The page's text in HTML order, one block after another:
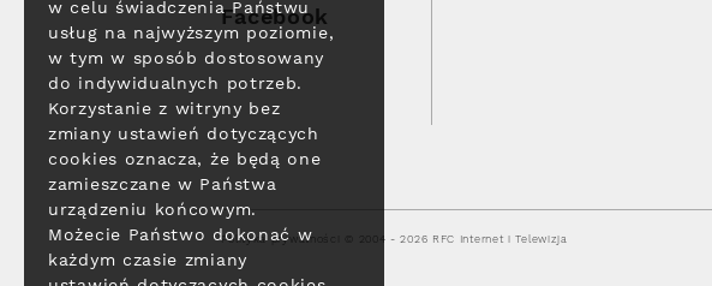
Facebook
Polityka prywatności © 2004 - 2026 RFC Internet i Telewizja
w celu świadczenia Państwu
usług na najwyższym poziomie,
w tym w sposób dostosowany
do indywidualnych potrzeb.
Korzystanie z witryny bez
zmiany ustawień dotyczących
cookies oznacza, że będą one
zamieszczane w Państwa
urządzeniu końcowym.
Możecie Państwo dokonać w
każdym czasie zmiany